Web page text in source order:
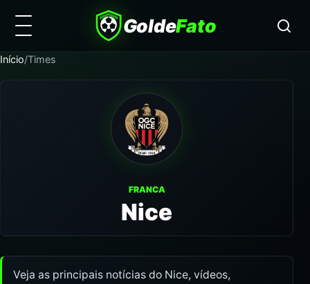
GoldeFato
Início/Times
FRANCA
Nice
Veja as principais notícias do Nice, vídeos,